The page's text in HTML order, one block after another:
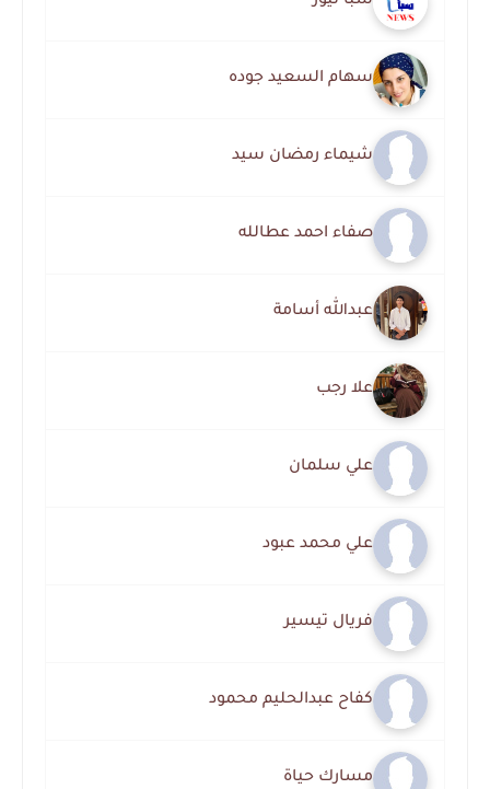
سهام السعيد جوده
شيماء رمضان سيد
صفاء احمد عطالله
عبدالله أسامة
علا رجب
علي سلمان
علي محمد عبود
فريال تيسير
كفاح عبدالحليم محمود
مسارك حياة